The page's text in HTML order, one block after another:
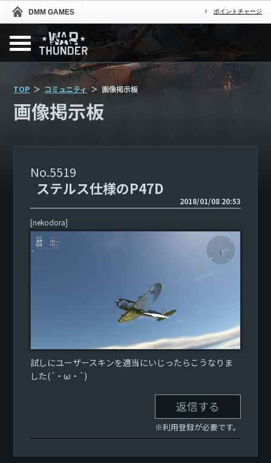
DMM GAMES ポイントチャージ
TOP コミュニティ 画像掲示板
画像掲示板
5519
ステルス仕様のP47D
2018/01/08 20:53
[nekodora]
試しにユーザースキンを適当にいじったらこうなりま
した(´・ω・`)
返信する
※利用登録が必要です。